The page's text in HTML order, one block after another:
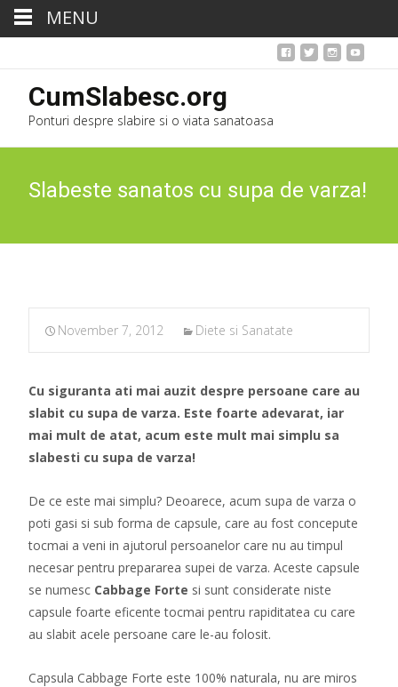
CumSlabesc.org
Ponturi despre slabire si o viata sanatoasa
Slabeste sanatos cu supa de varza!
November 7, 2012 Diete si Sanatate
Cu siguranta ati mai auzit despre persoane care au
slabit cu supa de varza. Este foarte adevarat, iar
mai mult de atat, acum este mult mai simplu sa
slabesti cu supa de varza!
De ce este mai simplu? Deoarece, acum supa de varza o
poti gasi si sub forma de capsule, care au fost concepute
tocmai a veni in ajutorul persoanelor care nu au timpul
necesar pentru prepararea supei de varza. Aceste capsule
se numesc Cabbage Forte si sunt considerate niste
capsule foarte eficente tocmai pentru rapiditatea cu care
au slabit acele persoane care le-au folosit.
Capsula Cabbage Forte este 100% naturala, nu are miros
MENU